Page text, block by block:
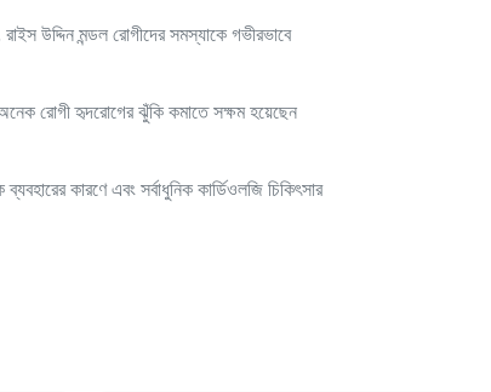
উদ্দিন মন্ডল রোগীদের সমস্যাকে গভীরভাবে
অনেক রোগী হৃদরোগের ঝুঁকি কমাতে সক্ষম হয়েছেন
কারণে এবং সর্বাধুনিক কার্ডিওলজি চিকিৎসার